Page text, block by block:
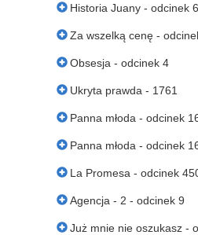
Historia Juany - odcinek
Za wszelką cenę -
Obsesja - odcinek 4
Ukryta prawda - 1761
Panna młoda - odcinek
Panna młoda - odcinek
La Promesa - odcinek
Agencja - 2 - odcinek 9
Już mnie nie oszukasz -